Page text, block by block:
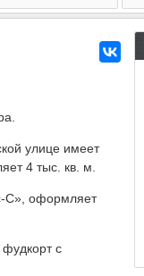
улице имеет
4 тыс. кв. м.
С», оформляет
с